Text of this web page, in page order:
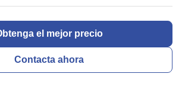
el mejor precio
Contacta ahora